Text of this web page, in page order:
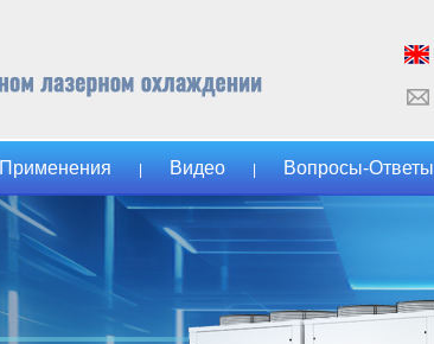
Применения Видео Вопросы-Ответы